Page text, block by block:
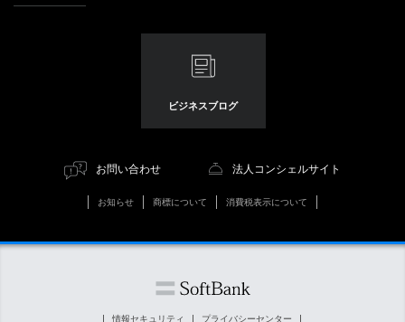
ビジネスブログ
お問い合わせ 法人コンシェルサイト
お知らせ 商標について 消費税表示について
情報セキュリティ プライバシーセンター